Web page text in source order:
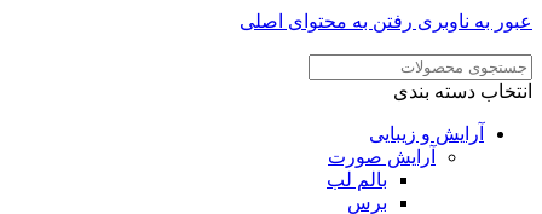
به ناوبریرفتن به محتوای اصلی
دسته بندی
آرایش و زیبایی
آرایش صورت
بالم لب
برس